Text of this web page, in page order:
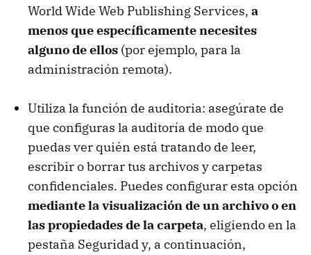
World Wide Web Publishing Services, a
menos que específicamente necesites
alguno de ellos (por ejemplo, para la
administración remota).
Utiliza la función de auditoria: asegúrate de
que configuras la auditoría de modo que
puedas ver quién está tratando de leer,
escribir o borrar tus archivos y carpetas
confidenciales. Puedes configurar esta opción
mediante la visualización de un archivo o en
las propiedades de la carpeta, eligiendo en la
pestaña Seguridad y, a continuación,